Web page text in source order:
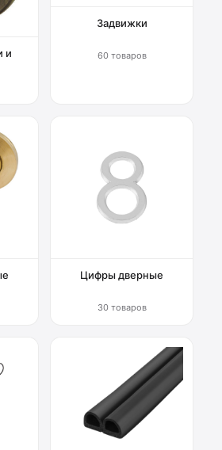
и
Задвижки
60 товаров
Цифры дверные
30 товаров